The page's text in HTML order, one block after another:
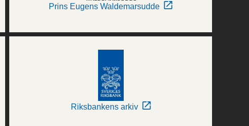
Prins Eugens Waldemarsudde
Riksbankens arkiv